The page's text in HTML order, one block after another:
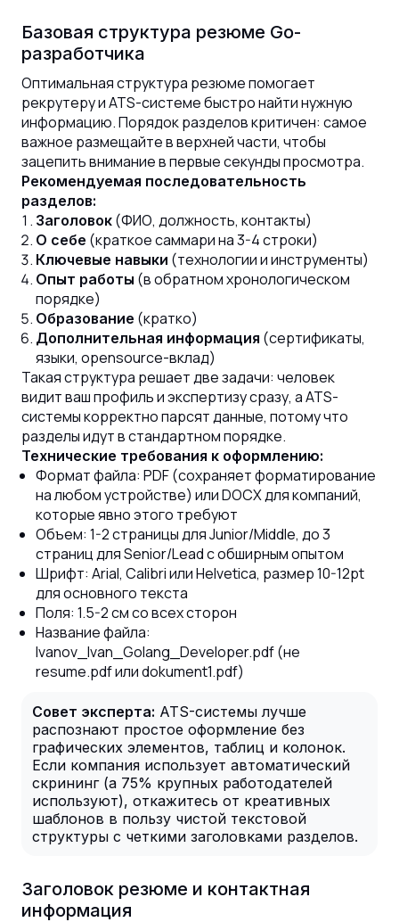
Базовая структура резюме Go-
разработчика
Оптимальная структура резюме помогает
рекрутеру и ATS-системе быстро найти нужную
информацию. Порядок разделов критичен: самое
важное размещайте в верхней части, чтобы
зацепить внимание в первые секунды просмотра.
Рекомендуемая последовательность
разделов:
Заголовок (ФИО, должность, контакты)
О себе (краткое саммари на 3-4 строки)
Ключевые навыки (технологии и инструменты)
Опыт работы (в обратном хронологическом
порядке)
Образование (кратко)
Дополнительная информация (сертификаты,
языки, opensource-вклад)
Такая структура решает две задачи: человек
видит ваш профиль и экспертизу сразу, а ATS-
системы корректно парсят данные, потому что
разделы идут в стандартном порядке.
Технические требования к оформлению:
Формат файла: PDF (сохраняет форматирование
на любом устройстве) или DOCX для компаний,
которые явно этого требуют
Объем: 1-2 страницы для Junior/Middle, до 3
страниц для Senior/Lead с обширным опытом
Шрифт: Arial, Calibri или Helvetica, размер 10-12pt
для основного текста
Поля: 1.5-2 см со всех сторон
Название файла:
Ivanov_Ivan_Golang_Developer.pdf (не
resume.pdf или dokument1.pdf)
Совет эксперта: ATS-системы лучше
распознают простое оформление без
графических элементов, таблиц и колонок.
Если компания использует автоматический
скрининг (а 75% крупных работодателей
используют), откажитесь от креативных
шаблонов в пользу чистой текстовой
структуры с четкими заголовками разделов.
Заголовок резюме и контактная
информация